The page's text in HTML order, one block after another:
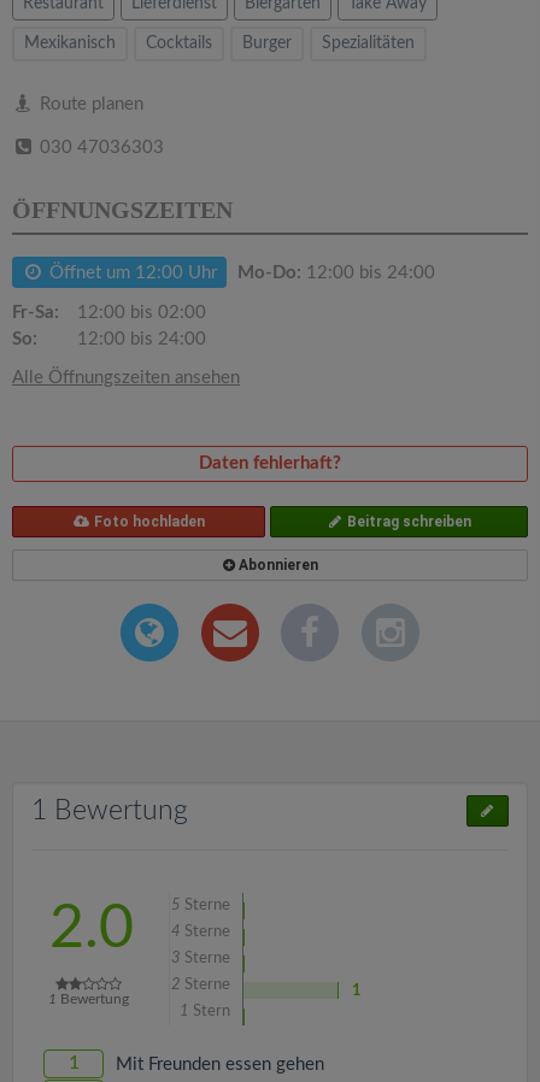
Restaurant Lieferdienst Biergarten Take Away
Mexikanisch Cocktails Burger Spezialitäten
Route planen
030 47036303
ÖFFNUNGSZEITEN
Öffnet um 12:00 Uhr Mo-Do: 12:00 bis 24:00
Fr-Sa:
12:00 bis 02:00
So:
12:00 bis 24:00
Alle Öffnungszeiten ansehen
Daten fehlerhaft?
Foto hochladen Beitrag schreiben
Abonnieren
1 Bewertung
2.0
1 Bewertung
5 Sterne
4 Sterne
3 Sterne
2 Sterne
1
1 Stern
1 Mit Freunden essen gehen
t
i
o
n